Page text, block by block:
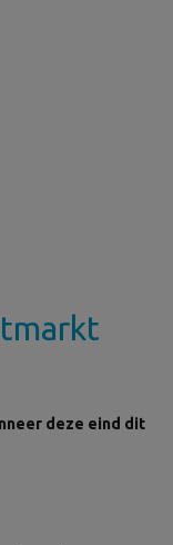
deze eind dit